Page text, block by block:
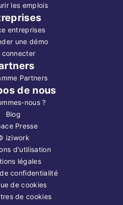
les emplois
entreprises
une démo
connecter
Partners
de nous
nous ?
Blog
Presse
iziwork
d'utilisation
légales
confidentialité
de cookies
de cookies